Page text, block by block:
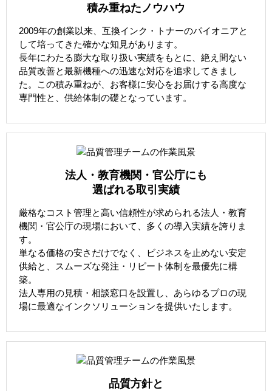
積み重ねたノウハウ
2009年の創業以来、互換インク・トナーのパイオニアと
して培ってきた確かな知見があります。
長年にわたる膨大な取り扱い実績をもとに、絶え間ない
品質改善と最新機種への迅速な対応を追求してきまし
た。この積み重ねが、お客様に安心をお届けする高度な
専門性と、供給体制の礎となっています。
法人・教育機関・官公庁にも
選ばれる取引実績
厳格なコスト管理と高い信頼性が求められる法人・教育
機関・官公庁の現場において、多くの導入実績を誇りま
す。
単なる価格の安さだけでなく、ビジネスを止めない安定
供給と、スムーズな発注・リピート体制を最優先に構
築。
法人専用の見積・相談窓口を設置し、あらゆるプロの現
場に最適なインクソリューションを提供いたします。
品質方針と